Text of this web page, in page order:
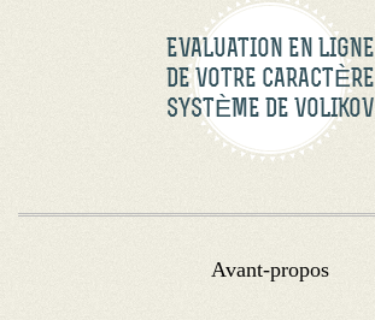
EVALUATION EN LIGNE
DE VOTRE CARACTÈRE
SYSTÈME DE VOLIKOV
Avant-propos